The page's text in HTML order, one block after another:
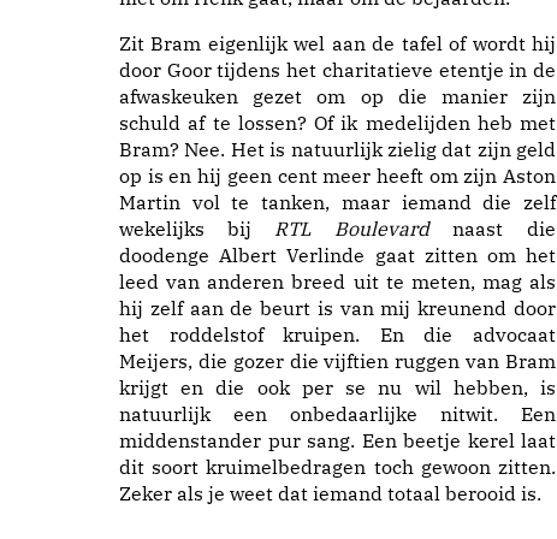
Zit Bram eigenlijk wel aan de tafel of wordt hij
door Goor tijdens het charitatieve etentje in de
afwaskeuken gezet om op die manier zijn
schuld af te lossen? Of ik medelijden heb met
Bram? Nee. Het is natuurlijk zielig dat zijn geld
op is en hij geen cent meer heeft om zijn Aston
Martin vol te tanken, maar iemand die zelf
wekelijks bij RTL Boulevard naast die
doodenge Albert Verlinde gaat zitten om het
leed van anderen breed uit te meten, mag als
hij zelf aan de beurt is van mij kreunend door
het roddelstof kruipen. En die advocaat
Meijers, die gozer die vijftien ruggen van Bram
krijgt en die ook per se nu wil hebben, is
natuurlijk een onbedaarlijke nitwit. Een
middenstander pur sang. Een beetje kerel laat
dit soort kruimelbedragen toch gewoon zitten.
Zeker als je weet dat iemand totaal berooid is.